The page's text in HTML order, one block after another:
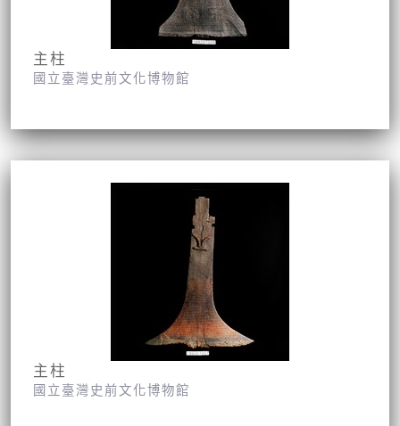
主柱
國立臺灣史前文化博物館
主柱
國立臺灣史前文化博物館